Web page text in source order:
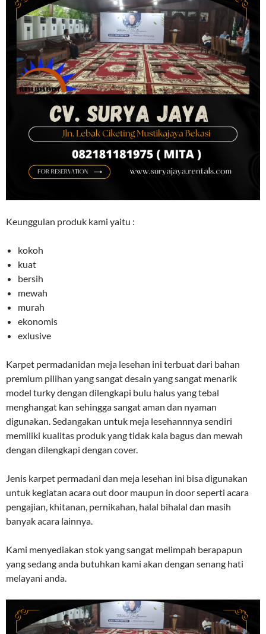
Keunggulan produk kami yaitu :
kokoh
kuat
bersih
mewah
murah
ekonomis
exlusive
Karpet permadanidan meja lesehan ini terbuat dari bahan
premium pilihan yang sangat desain yang sangat menarik
model turky dengan dilengkapi bulu halus yang tebal
menghangat kan sehingga sangat aman dan nyaman
digunakan. Sedangakan untuk meja lesehannnya sendiri
memiliki kualitas produk yang tidak kala bagus dan mewah
dengan dilengkapi dengan cover.
Jenis karpet permadani dan meja lesehan ini bisa digunakan
untuk kegiatan acara out door maupun in door seperti acara
pengajian, khitanan, pernikahan, halal bihalal dan masih
banyak acara lainnya.
Kami menyediakan stok yang sangat melimpah berapapun
yang sedang anda butuhkan kami akan dengan senang hati
melayani anda.